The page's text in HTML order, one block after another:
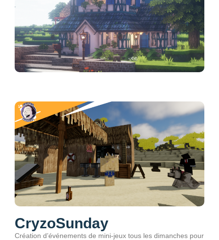
CryzoSunday
Création d’événements de mini-jeux tous les dimanches pour